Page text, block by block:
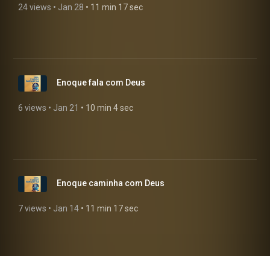
24 views • Jan 28 • 11 min 17 sec
Enoque fala com Deus
6 views • Jan 21 • 10 min 4 sec
Enoque caminha com Deus
7 views • Jan 14 • 11 min 17 sec